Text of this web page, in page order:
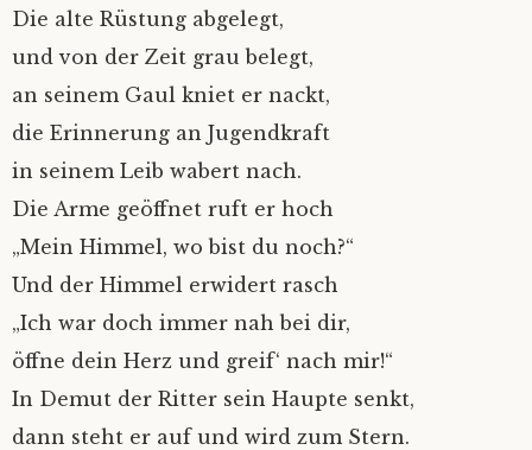
Die alte Rüstung abgelegt,
und von der Zeit grau belegt,
an seinem Gaul kniet er nackt,
die Erinnerung an Jugendkraft
in seinem Leib wabert nach.
Die Arme geöffnet ruft er hoch
„Mein Himmel, wo bist du noch?“
Und der Himmel erwidert rasch
„Ich war doch immer nah bei dir,
öffne dein Herz und greif‘ nach mir!“
In Demut der Ritter sein Haupte senkt,
dann steht er auf und wird zum Stern.